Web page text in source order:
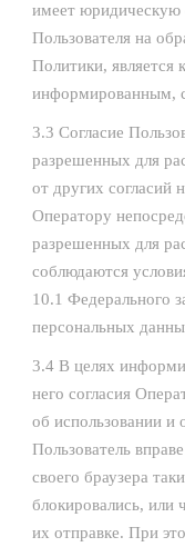
имеет юридическую
Пользователя на
Политики,
информированным,
3.3 Согласие
разрешенных для
от других согласий
Оператору
разрешенных для
соблюдаются
10.1 Федерального
персональных
3.4 В целях
него согласия
об использовании и
Пользователь
своего браузера
блокировались, или
их отправке. При